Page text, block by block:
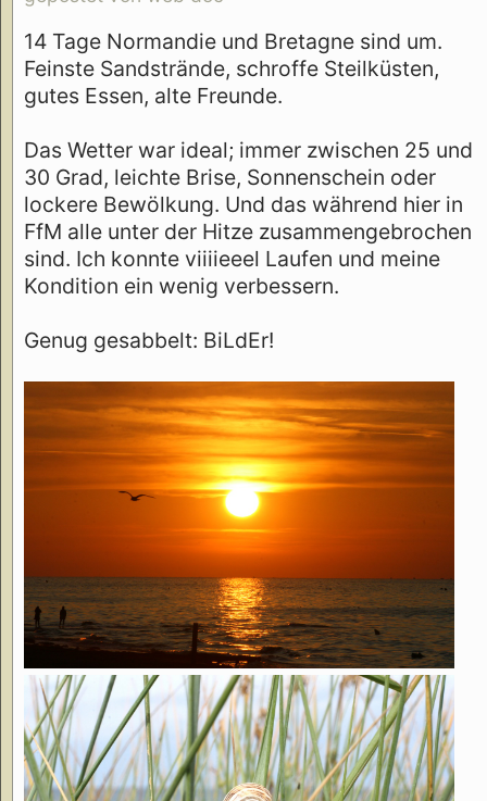
14 Tage Normandie und Bretagne sind um.
Feinste Sandstrände, schroffe Steilküsten,
gutes Essen, alte Freunde.
Das Wetter war ideal; immer zwischen 25 und
30 Grad, leichte Brise, Sonnenschein oder
lockere Bewölkung. Und das während hier in
FfM alle unter der Hitze zusammengebrochen
sind. Ich konnte viiiieeel Laufen und meine
Kondition ein wenig verbessern.
Genug gesabbelt: BiLdEr!